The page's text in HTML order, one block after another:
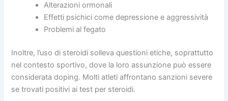
Alterazioni ormonali
Effetti psichici come depressione e aggressività
Problemi al fegato
Inoltre, l’uso di steroidi solleva questioni etiche, soprattutto
nel contesto sportivo, dove la loro assunzione può essere
considerata doping. Molti atleti affrontano sanzioni severe
se trovati positivi ai test per steroidi.